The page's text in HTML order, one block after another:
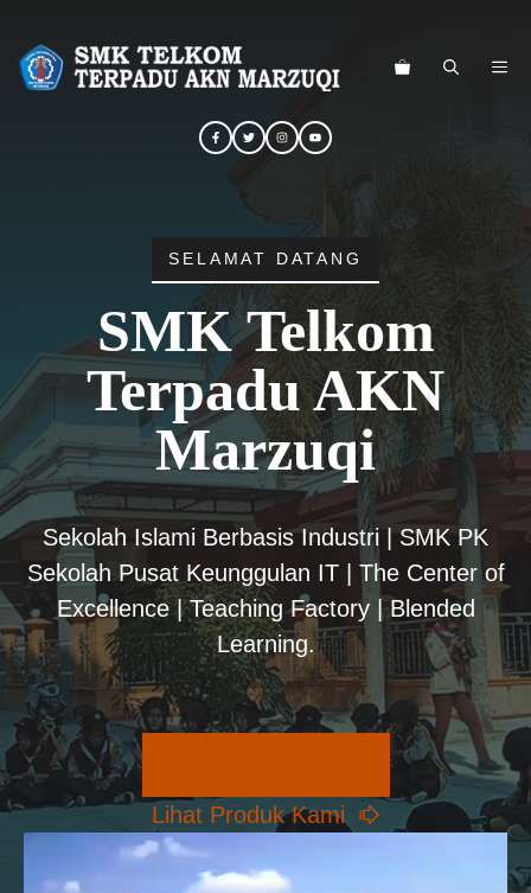
SELAMAT DATANG
SMK Telkom
Terpadu AKN
Marzuqi
Sekolah Islami Berbasis Industri | SMK PK
Sekolah Pusat Keunggulan IT | The Center of
Excellence | Teaching Factory | Blended
Learning.
Lihat Produk Kami